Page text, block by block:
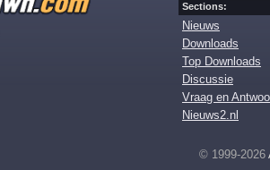
Sections:
Nieuws
Downloads
Top Downloads
Discussie
Vraag en
Nieuws2.nl
© 1999-2026